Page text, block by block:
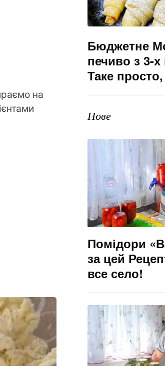
на
Бюджетне
печиво з 3-х
Таке
Нове
Помідори
за цей
все село!